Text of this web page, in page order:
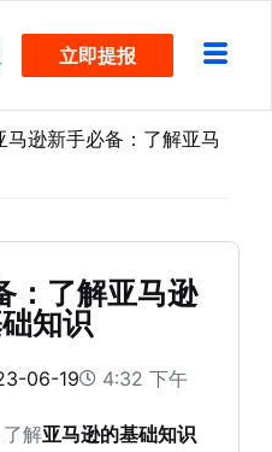
立即提报
马逊新手必备：了解亚马
：了解亚马逊
知识
06-19 4:32 下午
解亚马逊的基础知识